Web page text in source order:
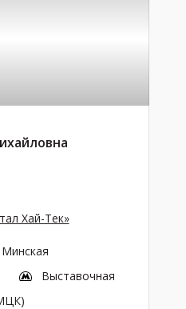
Хай-Тек»
Минская
Выставочная